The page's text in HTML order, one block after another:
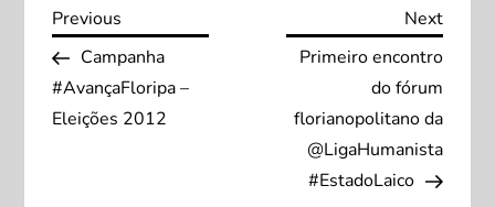
N
a
v
Previous
Post
Previous
Campanha
#AvançaFloripa –
Eleições 2012
Next
Next
Primeiro encontro
do fórum
florianopolitano da
@LigaHumanista
#EstadoLaico